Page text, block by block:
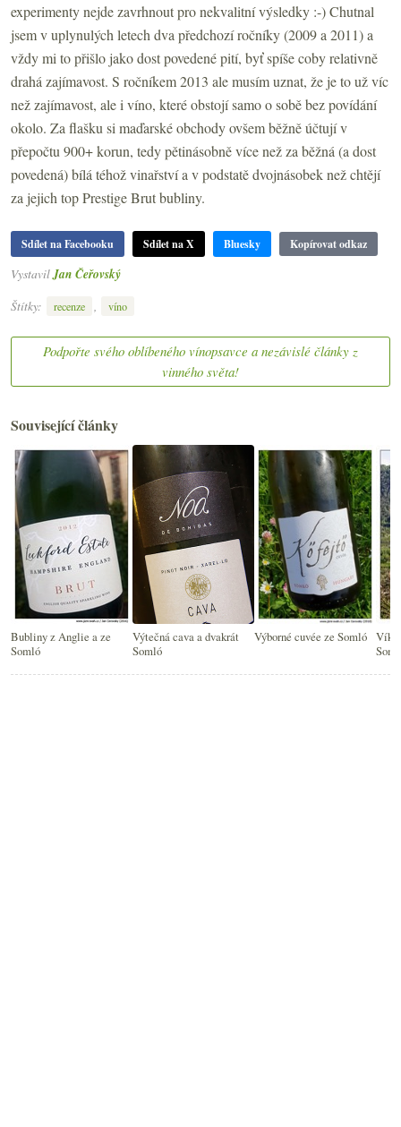
experimenty nejde zavrhnout pro nekvalitní výsledky :-) Chutnal
jsem v uplynulých letech dva předchozí ročníky (2009 a 2011) a
vždy mi to přišlo jako dost povedené pití, byť spíše coby relativně
drahá zajímavost. S ročníkem 2013 ale musím uznat, že je to už víc
než zajímavost, ale i víno, které obstojí samo o sobě bez povídání
okolo. Za flašku si maďarské obchody ovšem běžně účtují v
přepočtu 900+ korun, tedy pětinásobně více než za běžná (a dost
povedená) bílá téhož vinařství a v podstatě dvojnásobek než chtějí
za jejich top Prestige Brut bubliny.
Sdílet na Facebooku Sdílet na X Bluesky Kopírovat odkaz
Vystavil Jan Čeřovský
Štítky:
recenze , víno
Podpořte svého oblíbeného vínopsavce a nezávislé články z
vinného světa!
Související články
Bubliny z Anglie a ze
Somló
Výtečná cava a dvakrát
Somló
Výborné cuvée ze Somló